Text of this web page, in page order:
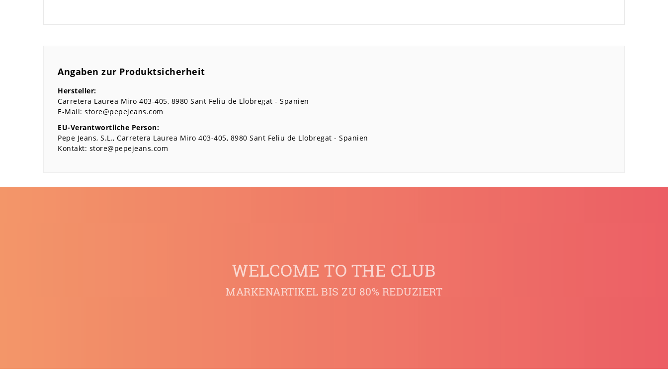
Angaben zur Produktsicherheit
Hersteller:
Carretera Laurea Miro 403-405 8980 Sant Feliu de Llobregat
Spanien
E-Mail: store@pepejeans.com
EU-Verantwortliche Person:
Pepe Jeans, S.L. Carretera Laurea Miro 403-405 8980 Sant Feliu de Llobregat
Spanien
Kontakt: store@pepejeans.com
WELCOME TO THE CLUB
MARKENARTIKEL BIS ZU 80% REDUZIERT